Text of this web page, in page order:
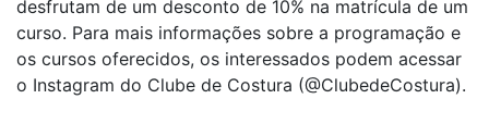
desfrutam de um desconto de 10% na matrícula de um
curso. Para mais informações sobre a programação e
os cursos oferecidos, os interessados podem acessar
o Instagram do Clube de Costura (@ClubedeCostura).